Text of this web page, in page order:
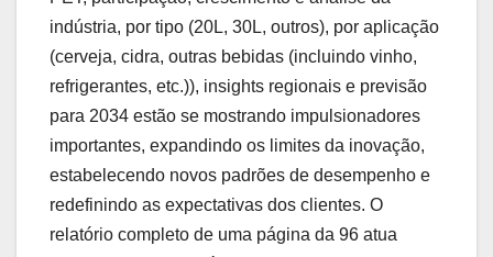
indústria, por tipo (20L, 30L, outros), por aplicação
(cerveja, cidra, outras bebidas (incluindo vinho,
refrigerantes, etc.)), insights regionais e previsão
para 2034 estão se mostrando impulsionadores
importantes, expandindo os limites da inovação,
estabelecendo novos padrões de desempenho e
redefinindo as expectativas dos clientes. O
relatório completo de uma página da 96 atua